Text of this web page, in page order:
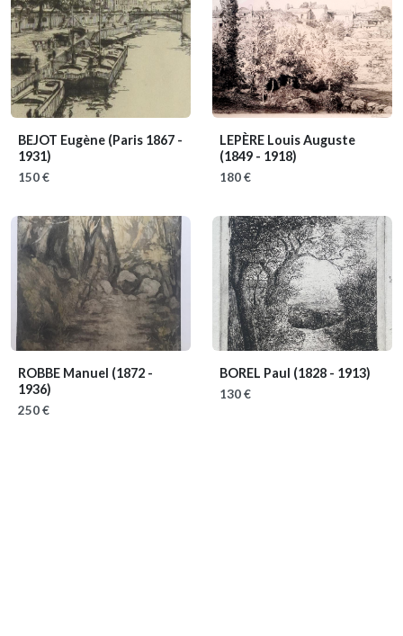
BEJOT Eugène (Paris 1867 -
1931)
150 €
LEPÈRE Louis Auguste
(1849 - 1918)
180 €
ROBBE Manuel (1872 -
1936)
250 €
BOREL Paul (1828 - 1913)
130 €